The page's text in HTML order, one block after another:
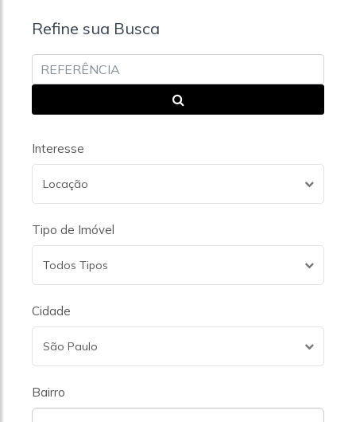
Refine sua Busca
Interesse
Locação
Tipo de Imóvel
Todos Tipos
Cidade
São Paulo
Bairro